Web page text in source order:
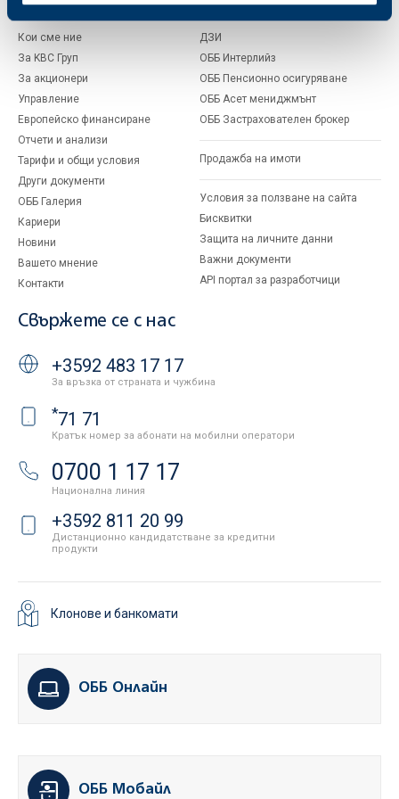
Кои сме ние
За KBC Груп
За акционери
Управление
Европейско финансиране
Отчети и анализи
Тарифи и общи условия
Други документи
ОББ Галерия
Кариери
Новини
Вашето мнение
Контакти
ДЗИ
ОББ Интерлийз
ОББ Пенсионно осигуряване
ОББ Асет мениджмънт
ОББ Застрахователен брокер
Продажба на имоти
Условия за ползване на сайта
Бисквитки
Защита на личните данни
Важни документи
API портал за разработчици
Свържете се с нас
+3592 483 17 17
За връзка от страната и чужбина
*71 71
Кратък номер за абонати на мобилни оператори
0700 1 17 17
Национална линия
+3592 811 20 99
Дистанционно кандидатстване за кредитни
продукти
Клонове и банкомати
ОББ Онлайн
ОББ Мобайл